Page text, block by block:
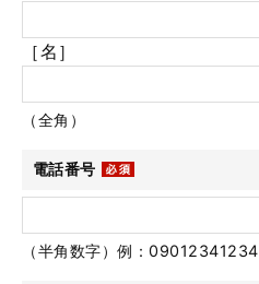
［名］
（全角）
電話番号
（半角数字）例：09012341234